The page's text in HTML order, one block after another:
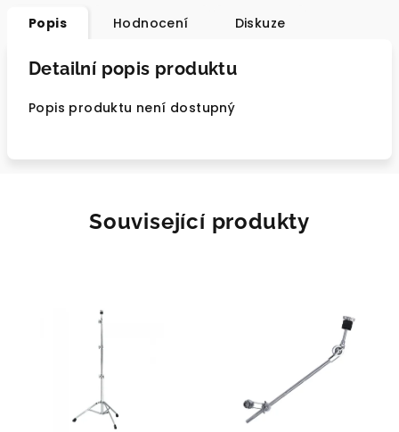
Popis Hodnocení Diskuze
Detailní popis produktu
Popis produktu není dostupný
Související produkty